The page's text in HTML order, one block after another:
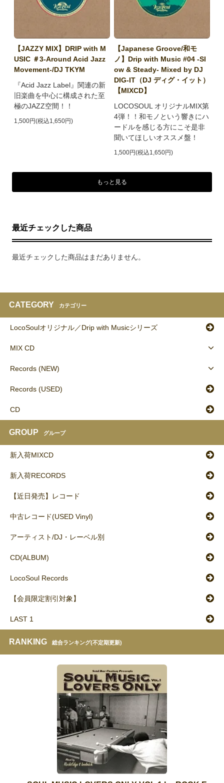
【JAZZY MIX】DRIP with M
USIC ＃3-Around Acid Jazz
Movement-/DJ TKYM
『Acid Jazz Label』関連の新
旧楽曲を中心に構成された至
極のJAZZ空間！！
1,500円(税込1,650円)
【Japanese Groove/和モ
ノ】Drip with Music #04 -Sl
ow & Steady- Mixed by DJ
DIG-IT（DJ ディグ・イット）
【MIXCD】
LOCOSOUL オリジナルMIX第
4弾！！和モノという響きにハ
ードルを感じる方にこそ是非
聞いてほしいオススメ盤！
1,500円(税込1,650円)
もっと見る
最近チェックした商品
最近チェックした商品はまだありません。
CATEGORY カテゴリー
LocoSoulオリジナル／Drip with Musicシリーズ
MIX CD
Records (NEW)
Records (USED)
CD
GROUP グループ
新入荷MIXCD
新入荷RECORDS
【近日発売】レコード
中古レコード(USED Vinyl)
アーティスト/DJ・レーベル別
CD(ALBUM)
LocoSoul Records
【会員限定割引対象】
LAST 1
RANKING 総合ランキング(不定期更新)